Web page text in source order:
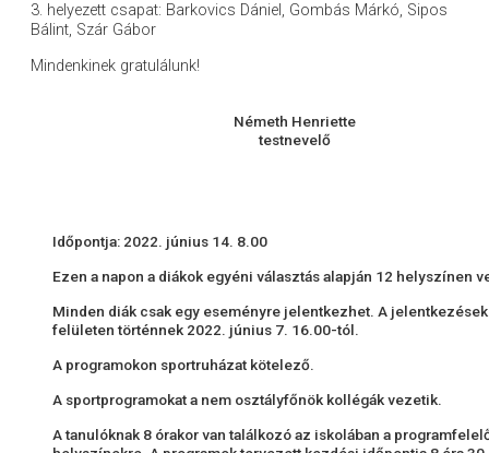
3. helyezett csapat: Barkovics Dániel, Gombás Márkó, Sipos
Bálint, Szár Gábor
Mindenkinek gratulálunk!
Németh Henriette
testnevelő
Időpontja: 2022. június 14. 8.00
Ezen a napon a diákok egyéni választás alapján 12 helyszínen
Minden diák csak egy eseményre jelentkezhet. A
felületen történnek 2022. június 7. 16.00-tól.
A programokon sportruházat kötelező.
A sportprogramokat a nem osztályfőnök kollégák vezetik.
A tanulóknak 8 órakor van találkozó az iskolában a